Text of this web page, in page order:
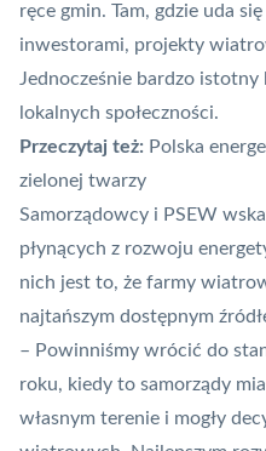
ręce gmin. Tam, gdzie uda
inwestorami, projekty
Jednocześnie bardzo istotny
lokalnych społeczności.
Przeczytaj też: Polska
zielonej twarzy
Samorządowcy i PSEW
płynących z rozwoju
nich jest to, że farmy
najtańszym dostępnym
– Powinniśmy wrócić do
roku, kiedy to samorządy
własnym terenie i mogły